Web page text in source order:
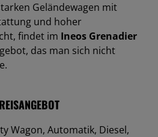
Geländewagen mit
und hoher
findet im Ineos Grenadier
das man sich nicht
Wagon, Automatik, Diesel,